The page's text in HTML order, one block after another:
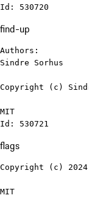
Id: 530720
find-up
Authors:
Sindre Sorhus
Copyright (c)
MIT
Id: 530721
flags
Copyright (c)
MIT